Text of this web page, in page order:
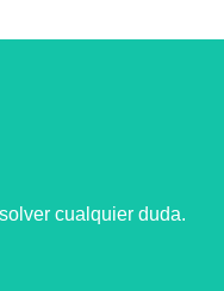
cualquier duda.